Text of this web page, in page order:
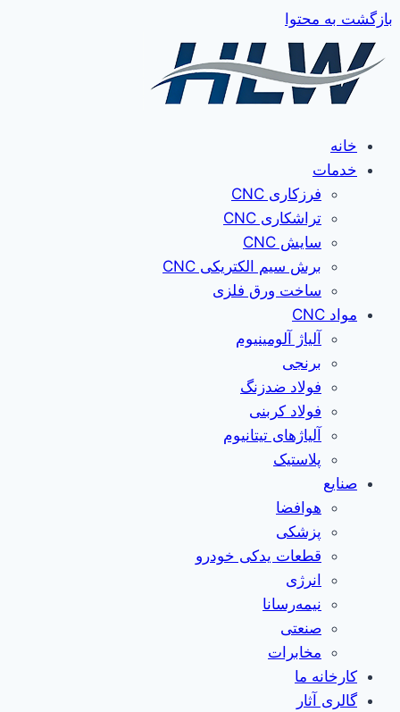
بازگشت به محتوا
خانه
خدمات
فرزکاری CNC
تراشکاری CNC
سایش CNC
برش سیم الکتریکی CNC
ساخت ورق فلزی
مواد CNC
آلیاژ آلومینیوم
برنجی
فولاد ضدزنگ
فولاد کربنی
آلیاژهای تیتانیوم
پلاستیک
صنایع
هوافضا
پزشکی
قطعات یدکی خودرو
انرژی
نیمه‌رسانا
صنعتی
مخابرات
کارخانه ما
گالری آثار